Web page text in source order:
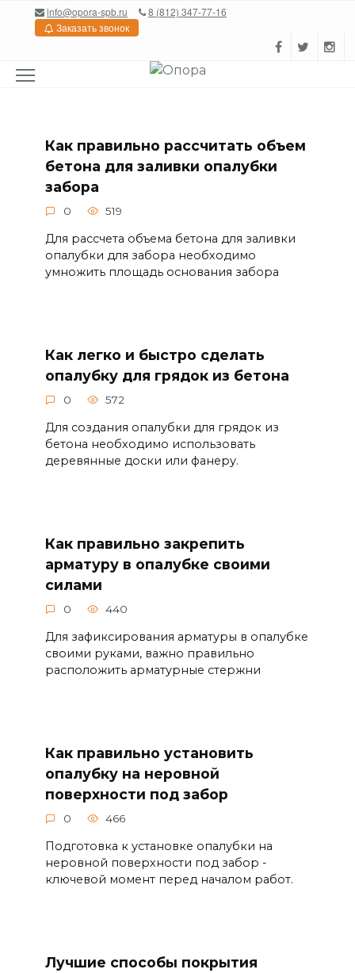
Перейтиinfo@opora-spb.ru
8 (812) 347-77-16
Заказать звонок
Как правильно рассчитать объем
бетона для заливки опалубки
забора
0 519
Для рассчета объема бетона для заливки
опалубки для забора необходимо
умножить площадь основания забора
Как легко и быстро сделать
опалубку для грядок из бетона
0 572
Для создания опалубки для грядок из
бетона необходимо использовать
деревянные доски или фанеру.
Как правильно закрепить
арматуру в опалубке своими
силами
0 440
Для зафиксирования арматуры в опалубке
своими руками, важно правильно
расположить арматурные стержни
Как правильно установить
опалубку на неровной
поверхности под забор
0 466
Подготовка к установке опалубки на
неровной поверхности под забор -
ключевой момент перед началом работ.
Лучшие способы покрытия